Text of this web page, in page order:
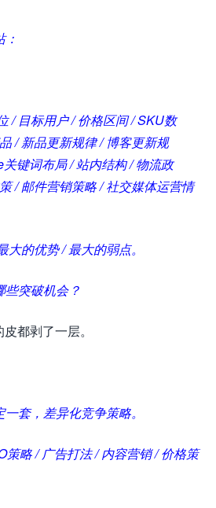
/ 目标用户 / 价格区间 / SKU数
/ 新品更新规律 / 博客更新规
键词布局 / 站内结构 / 物流政
/ 邮件营销策略 / 社交媒体运营情
的优势 / 最大的弱点。
些突破机会？
都剥了一层。
套，差异化竞争策略。
策略 / 广告打法 / 内容营销 / 价格策